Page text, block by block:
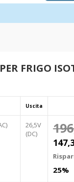
FRIGO
Uscita
26,5V
(DC)
25%